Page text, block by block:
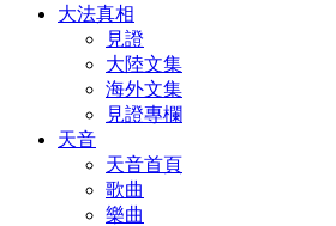
大法真相
見證
大陸文集
海外文集
見證專欄
天音
天音首頁
歌曲
樂曲